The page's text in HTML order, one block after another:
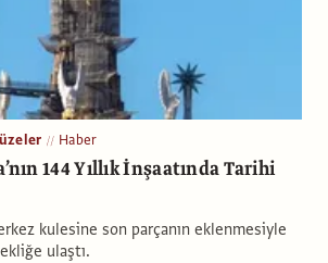
Haber
144 Yıllık İnşaatında Tarihi
kulesine son parçanın eklenmesiyle
ulaştı.